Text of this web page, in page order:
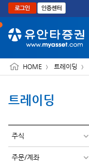
본문으로 바로가기
HOME 트레이딩
트레이딩
주식
주문/계좌